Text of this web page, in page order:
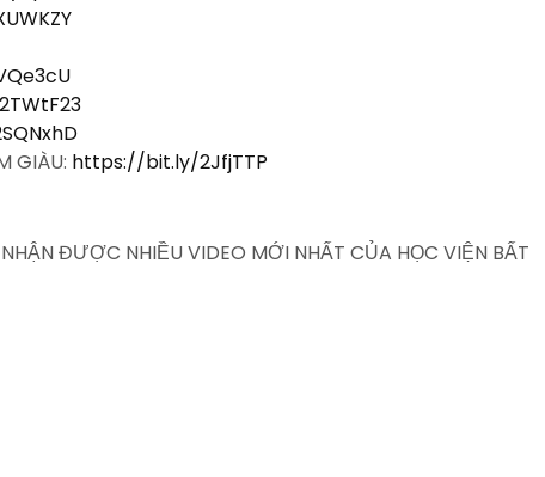
GIÀU: https://bit.ly/2JfjTTP
ĐƯỢC NHIỀU VIDEO MỚI NHẤT CỦA HỌC VIỆN BẤT